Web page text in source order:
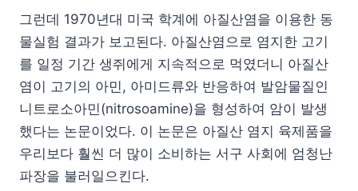
그런데 1970년대 미국 학계에 아질산염을 이용한 동
물실험 결과가 보고된다. 아질산염으로 염지한 고기
를 일정 기간 생쥐에게 지속적으로 먹였더니 아질산
염이 고기의 아민, 아미드류와 반응하여 발암물질인
니트로소아민(nitrosoamine)을 형성하여 암이 발생
했다는 논문이었다. 이 논문은 아질산 염지 육제품을
우리보다 훨씬 더 많이 소비하는 서구 사회에 엄청난
파장을 불러일으킨다.